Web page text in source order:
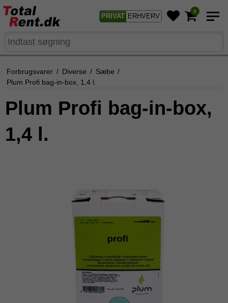
PRIVAT ERHVERV
0
Forbrugsvarer / Diverse / Sæbe /
Plum Profi bag-in-box, 1,4 l.
Plum Profi bag-in-box,
1,4 l.